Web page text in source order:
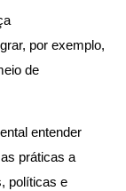
por exemplo,
de
entender
práticas a
políticas e